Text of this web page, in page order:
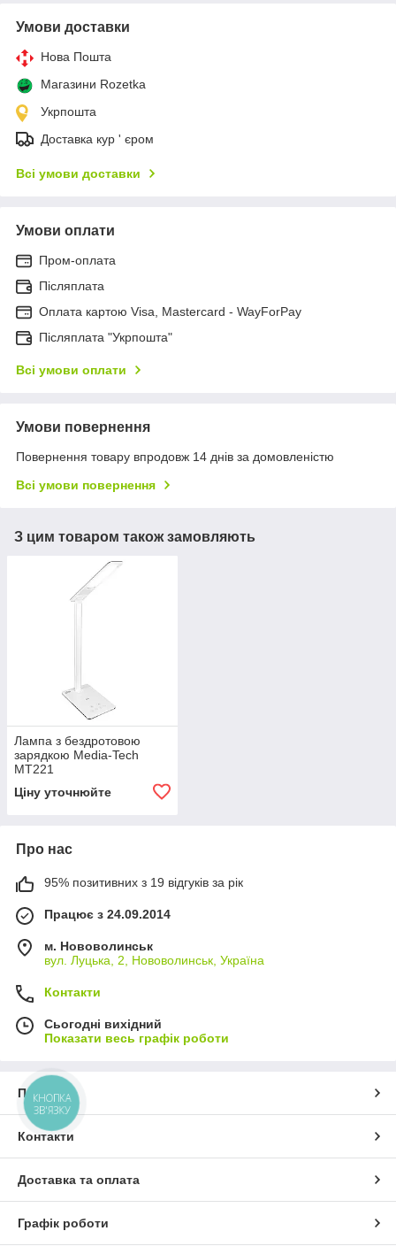
Умови доставки
Нова Пошта
Магазини Rozetka
Укрпошта
Доставка кур ' єром
Всі умови доставки
Умови оплати
Пром-оплата
Післяплата
Оплата картою Visa, Mastercard - WayForPay
Післяплата "Укрпошта"
Всі умови оплати
Умови повернення
Повернення товару впродовж 14 днів за домовленістю
Всі умови повернення
З цим товаром також замовляють
Лампа з бездротовою
зарядкою Media-Tech
MT221
Ціну уточнюйте
Про нас
95% позитивних з 19 відгуків за рік
Працює з 24.09.2014
м. Нововолинськ
вул. Луцька, 2, Нововолинськ, Україна
Контакти
Сьогодні вихідний
Показати весь графік роботи
Про нас
Контакти
Доставка та оплата
Графік роботи
КНОПКА
ЗВ'ЯЗКУ